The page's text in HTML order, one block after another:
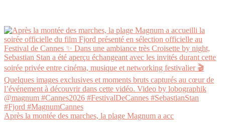
Après la montée des marches, la plage Magnum a acc